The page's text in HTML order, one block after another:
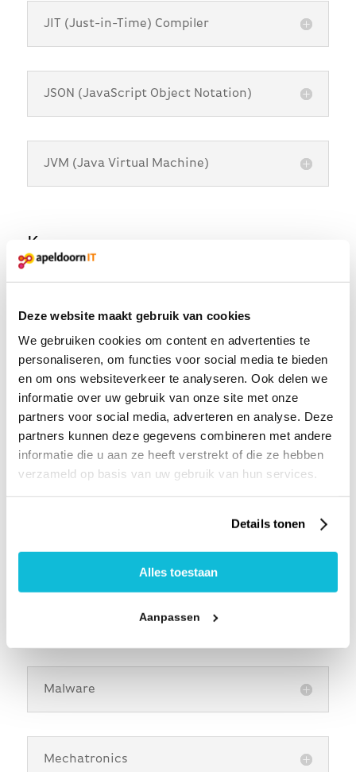
Deze website maakt gebruik van cookies
We gebruiken cookies om content en advertenties te
personaliseren, om functies voor social media te bieden
en om ons websiteverkeer te analyseren. Ook delen we
informatie over uw gebruik van onze site met onze
partners voor social media, adverteren en analyse. Deze
partners kunnen deze gegevens combineren met andere
informatie die u aan ze heeft verstrekt of die ze hebben
verzameld op basis van uw gebruik van hun services.
Details tonen
Alles toestaan
Aanpassen
JIT (Just-in-Time) Compiler
JSON (JavaScript Object Notation)
JVM (Java Virtual Machine)
K
L
Low Code
M
Machine Learning
Machine-to-Machine (M2M):
Malware
Mechatronics